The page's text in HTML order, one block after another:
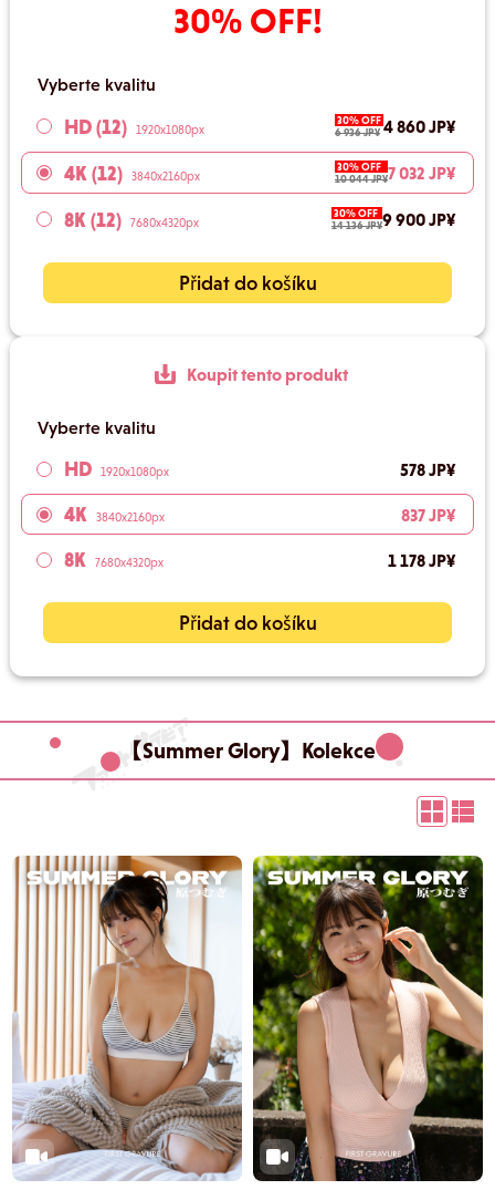
30% OFF!
Vyberte kvalitu
HD (12) 1920x1080px
30% OFF
6 936 JP¥ 4 860 JP¥
4K (12) 3840x2160px
30% OFF
10 044 JP¥7 032 JP¥
8K (12) 7680x4320px
30% OFF
14 136 JP¥9 900 JP¥
Přidat do košíku
Koupit tento produkt
Vyberte kvalitu
HD 1920x1080px 578 JP¥
4K 3840x2160px 837 JP¥
8K 7680x4320px 1 178 JP¥
Přidat do košíku
【Summer Glory】Kolekce